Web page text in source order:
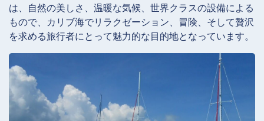
は、自然の美しさ、温暖な気候、世界クラスの設備による
もので、カリブ海でリラクゼーション、冒険、そして贅沢
を求める旅行者にとって魅力的な目的地となっています。